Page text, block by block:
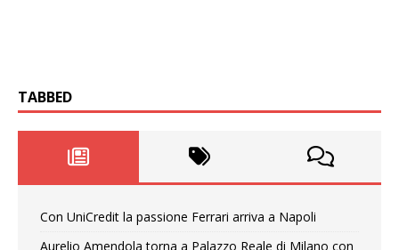
TABBED
Con UniCredit la passione Ferrari arriva a Napoli
Aurelio Amendola torna a Palazzo Reale di Milano con